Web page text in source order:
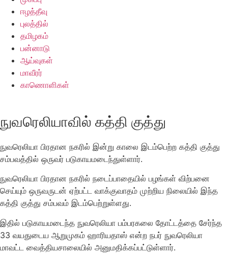
ஈழத்தீவு
புலத்தில்
தமிழகம்
பன்னாடு
ஆய்வுகள்
மாவீரர்
காணொளிகள்
நுவரெலியாவில் கத்தி குத்து
நுவரெலியா பிரதான நகரில் இன்று காலை இடம்பெற்ற கத்தி குத்து
சம்பவத்தில் ஒருவர் படுகாயமடைந்துள்ளார்.
நுவரெலியா பிரதான நகரில் நடைப்பாதையில் பழங்கள் விற்பனை
செய்யும் ஒருவருடன் ஏற்பட்ட வாக்குவாதம் முற்றிய நிலையில் இந்த
கத்தி குத்து சம்பவம் இடம்பெற்றுள்ளது.
இதில் படுகாயமடைந்த நுவரெலியா பம்பரகலை தோட்டத்தை சேர்ந்த
33 வயதுடைய ஆறுமுகம் ஹாரியதாஸ் என்ற நபர் நுவரெலியா
மாவட்ட வைத்தியசாலையில் அனுமதிக்கப்பட்டுள்ளார்.